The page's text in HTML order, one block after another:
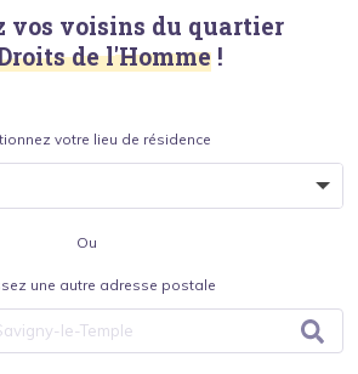
vos voisins du quartier
de l'Homme !
votre lieu de résidence
Ou
une autre adresse postale